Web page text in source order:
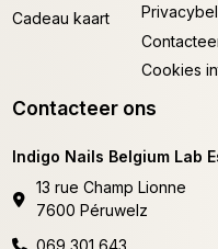
Cadeau kaart
Cookies
Contacteer ons
Indigo Nails Belgium Lab
13 rue Champ Lionne
7600 Péruwelz